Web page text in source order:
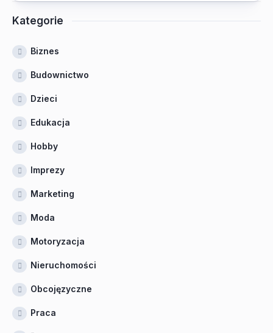
Kategorie
Biznes
Budownictwo
Dzieci
Edukacja
Hobby
Imprezy
Marketing
Moda
Motoryzacja
Nieruchomości
Obcojęzyczne
Praca